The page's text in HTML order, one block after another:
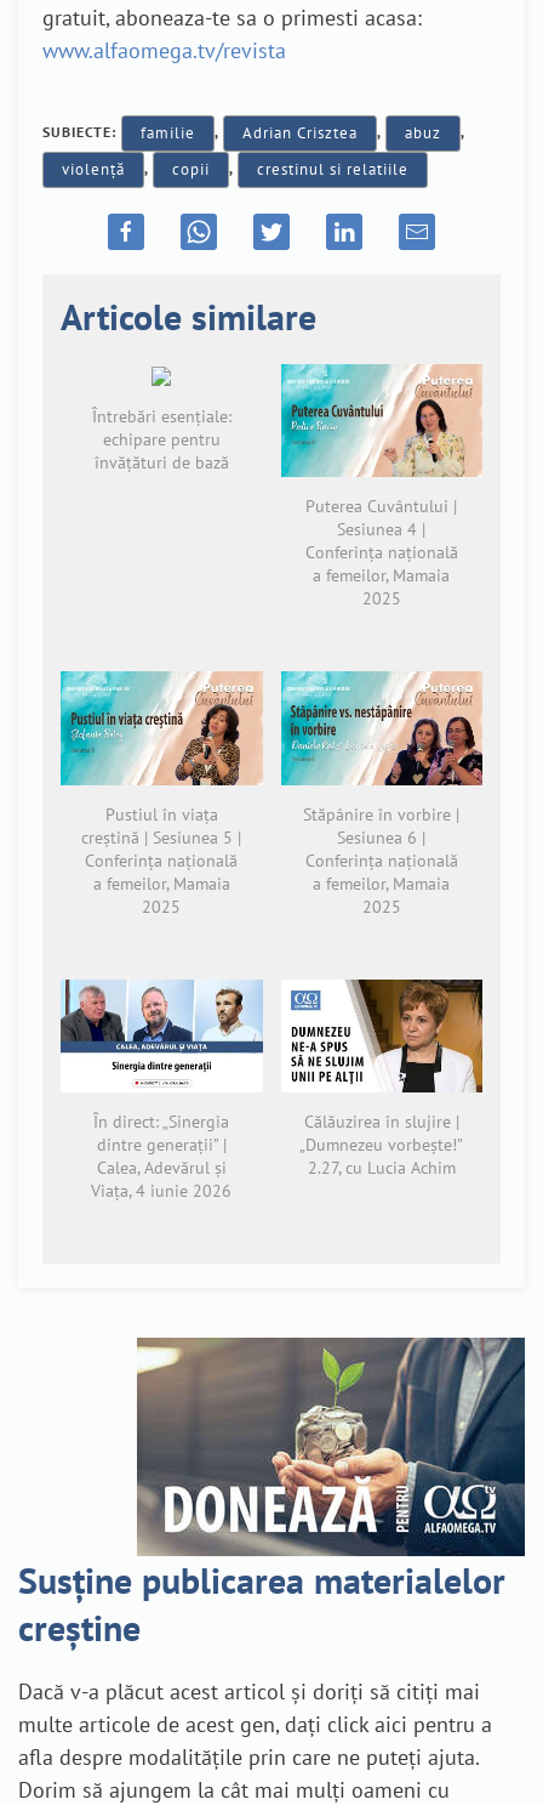
gratuit, aboneaza-te sa o primesti acasa:
www.alfaomega.tv/revista
SUBIECTE: familie , Adrian Crisztea , abuz ,
violență , copii , crestinul si relatiile
Articole similare
Întrebări esențiale:
echipare pentru
învățături de bază
Puterea Cuvântului |
Sesiunea 4 |
Conferința națională
a femeilor, Mamaia
2025
Pustiul în viața
creștină | Sesiunea 5 |
Conferința națională
a femeilor, Mamaia
2025
Stăpânire în vorbire |
Sesiunea 6 |
Conferința națională
a femeilor, Mamaia
2025
În direct: „Sinergia
dintre generații” |
Calea, Adevărul și
Viața, 4 iunie 2026
Călăuzirea în slujire |
„Dumnezeu vorbește!”
2.27, cu Lucia Achim
Susține publicarea materialelor
creștine
Dacă v-a plăcut acest articol și doriți să citiți mai
multe articole de acest gen, dați click aici pentru a
afla despre modalitățile prin care ne puteți ajuta.
Dorim să ajungem la cât mai mulți oameni cu